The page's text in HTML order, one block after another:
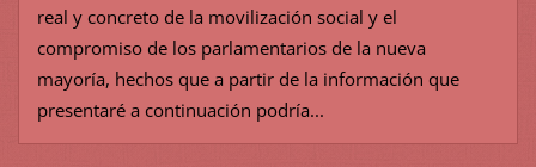
real y concreto de la movilización social y el
compromiso de los parlamentarios de la nueva
mayoría, hechos que a partir de la información que
presentaré a continuación podría...